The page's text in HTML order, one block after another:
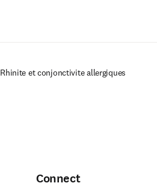
Rhinite et conjonctivite allergiques
Connect